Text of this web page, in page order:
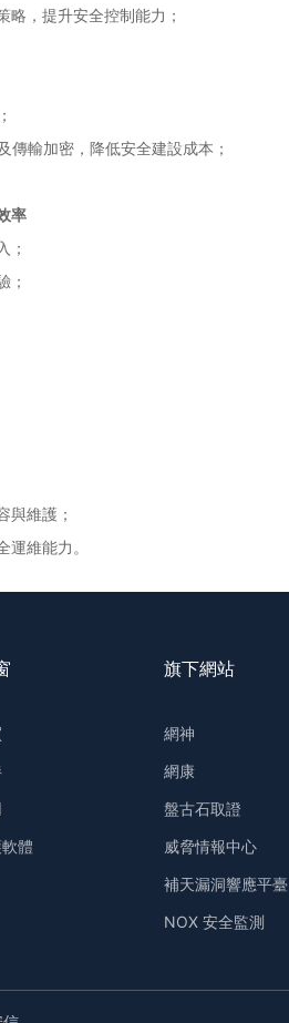
略，提升安全控制能力；
傳輸加密，降低安全建設成本；
率
；
；
與維護；
維能力。
體
旗下網站
網神
網康
盤古石取證
威脅情報中心
補天漏洞響應平臺
NOX 安全監測